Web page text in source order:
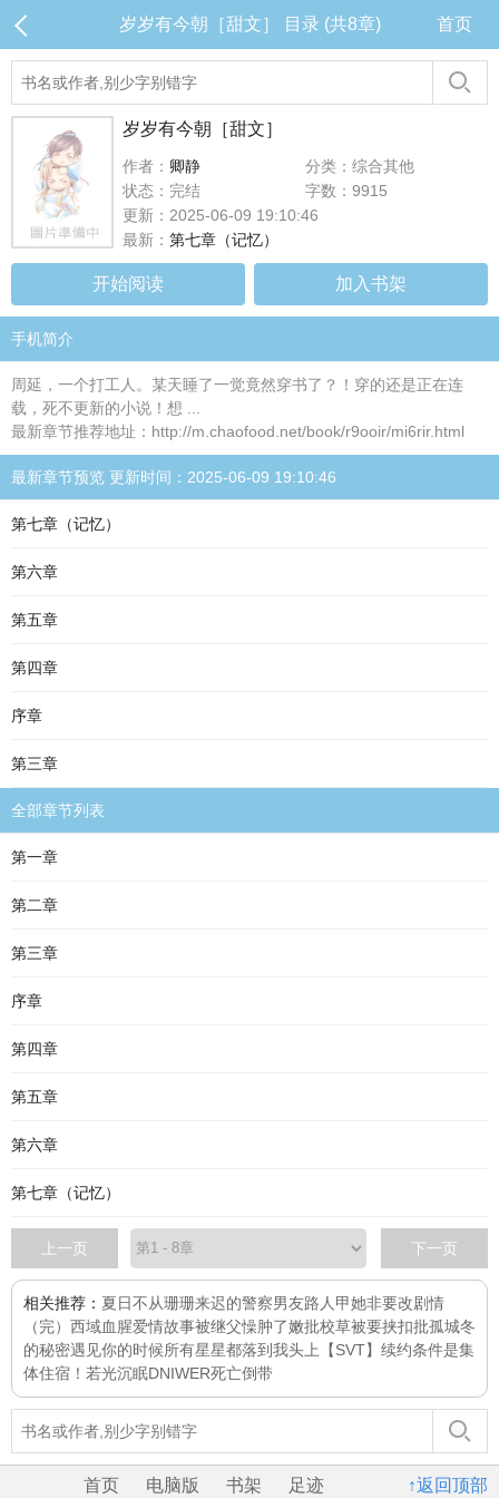
岁岁有今朝［甜文］ 目录 (共8章) 首页
岁岁有今朝［甜文］
作者： 卿静
分类：综合其他
状态：完结
字数：9915
更新：2025-06-09 19:10:46
最新： 第七章（记忆）
开始阅读 加入书架
手机简介
周延，一个打工人。某天睡了一觉竟然穿书了？！穿的还是正在连
载，死不更新的小说！想 ...
最新章节推荐地址：http://m.chaofood.net/book/r9ooir/mi6rir.html
最新章节预览 更新时间：2025-06-09 19:10:46
第七章（记忆）
第六章
第五章
第四章
序章
第三章
全部章节列表
第一章
第二章
第三章
序章
第四章
第五章
第六章
第七章（记忆）
上一页 下一页
相关推荐： 夏日不从珊珊来迟的警察男友路人甲她非要改剧情
（完） 西域血腥爱情故事被继父懆肿了嫩批校草被要挟扣批孤城冬
的秘密遇见你的时候所有星星都落到我头上
【SVT】续约条件是集
体住宿！ 若光沉眠DNIWER死亡倒带
↑返回顶部
首页 电脑版 书架 足迹